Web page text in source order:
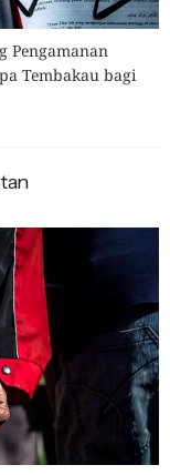
Pengamanan
Tembakau bagi